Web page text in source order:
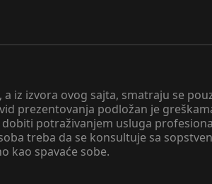
iz izvora ovog sajta, smatraju se
prezentovanja podložan je
potraživanjem usluga
treba da se konsultuje sa
kao spavaće sobe.